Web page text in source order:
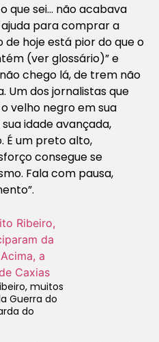
que sei… não acabava
ajuda para comprar a
de hoje está pior do que o
(ver glossário)” e
chego lá, de trem não
Um dos jornalistas que
velho negro em sua
idade avançada,
É um preto alto,
consegue se
Fala com pausa,
muitos
Guerra do
do